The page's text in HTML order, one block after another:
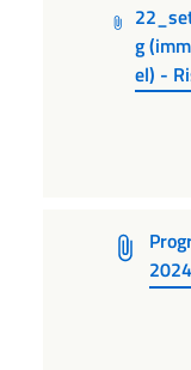
g
el) -